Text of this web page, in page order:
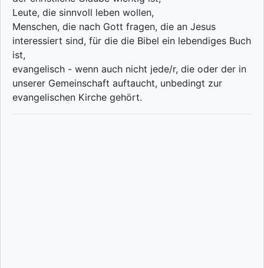
Leute, die sinnvoll leben wollen,
Menschen, die nach Gott fragen, die an Jesus
interessiert sind, für die die Bibel ein lebendiges Buch
ist,
evangelisch - wenn auch nicht jede/r, die oder der in
unserer Gemeinschaft auftaucht, unbedingt zur
evangelischen Kirche gehört.